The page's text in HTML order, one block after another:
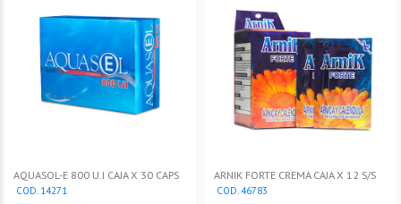
AQUASOL-E 800 U.I CAJA X 30 CAPS
COD. 14271
ARNIK FORTE CREMA CAJA X 12 S/S
COD. 46783